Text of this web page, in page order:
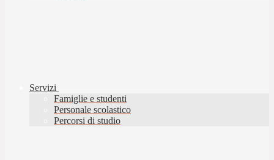
Servizi
Famiglie e studenti
Personale scolastico
Percorsi di studio